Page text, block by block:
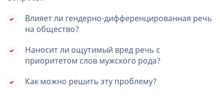
Влияет ли гендерно-дифференцированная речь
на общество?
Наносит ли ощутимый вред речь с
приоритетом слов мужского рода?
Как можно решить эту проблему?